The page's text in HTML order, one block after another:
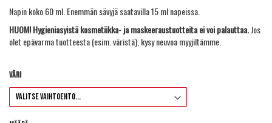
Napin koko 60 ml. Enemmän sävyjä saatavilla 15 ml napeissa.
HUOM! Hygieniasyistä kosmetiikka- ja maskeeraustuotteita ei voi palauttaa.Jos
olet epävarma tuotteesta (esim. väristä), kysy neuvoa myyjiltämme.
Väri